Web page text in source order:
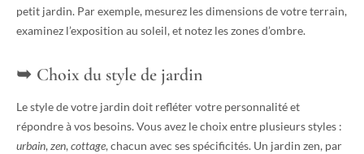
petit jardin. Par exemple, mesurez les dimensions de votre terrain,
examinez l’exposition au soleil, et notez les zones d’ombre.
Choix du style de jardin
Le style de votre jardin doit refléter votre personnalité et
répondre à vos besoins. Vous avez le choix entre plusieurs styles :
urbain,zen,cottage, chacun avec ses spécificités. Un jardin zen, par